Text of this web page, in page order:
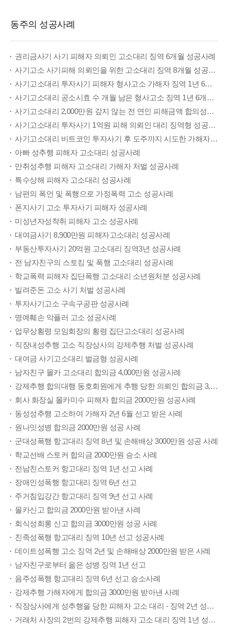
동주의 성공사례
권리금사기 사기 피해자 의뢰인 고소대리 징역 6개월 성공사례
사기고소 사기피해 의뢰인을 위한 고소대리 징역 8개월 성공사례
사기고소대리 투자사기 피해자 형사고소 가해자 징역 1년 6월 성공사례
사기고소대리 공소시효 수 개월 남은 형사고소 징역 1년 6개월 성공사례
사기고소대리 2,000만원 갚지 않는 전 연인 피해금액 합의성공 집행유예
사기고소대리 투자사기 1억원 피해 의뢰인 대리 징역형 성공사례
사기고소대리 비트코인 투자사기 후 도주까지 시도한 가해자 구속기소 징역 1년 6개월 성공사례
아빠 성추행 피해자 고소대리 성공사례
만취성추행 피해자 고소대리 가해자 처벌 성공사례
특수상해 피해자 고소대리 성공사례
남편의 폭언 및 폭행으로 가정폭력 고소 성공사례
폰지사기 고소 투자사기 피해자 성공사례
미성년자성착취 피해자 고소 성공사례
대여금사기 8,900만원 피해자고소대리 성공사례
부동산투자사기 20억원 고소대리 징역3년 성공사례
전 남자친구의 스토킹 및 폭행 고소대리 성공사례
학교폭력 피해자 집단폭행 고소대리 소년원처분 성공사례
빌려준돈 고소 사기 처벌 성공사례
투자사기고소 구속구공판 성공사례
명예훼손 악플러 고소 성공사례
업무상횡령 모임회장의 횡령 집단고소대리 성공사례
직장내성추행 고소 직장상사의 강제추행 처벌 성공사례
대여금 사기고소대리 벌금형 성공사례
남자친구 몰카 고소대리 합의금 4,000만원 성공사례
강제추행 합의대행 동호회원에게 추행 당한 의뢰인 합의금 3,500만원 성공사례
회사 화장실 몰카미수 피해자 합의금 2000만원 성공사례
동성성추행 고소하여 가해자 2년 6월 선고 받은 사례
원나잇성병 합의금 2000만원 성공 사례
군대성폭행 항고대리 징역 8년 및 손해배상 3000만원 성공 사례
학교선배 스토커 합의금 2000만원 승소 사례
전남친스토커 항고대리 징역 1년 선고 사례
장애인성폭행 항고대리 징역 6년 선고
주거침입강간 항고대리 징역 9년 선고 사례
몰카신고 합의금 2000만원 받아낸 사례
회식성희롱 신고 합의금 3000만원 성공 사례
친족성폭행 항고대리 징역 10년 선고 성공사례
데이트성폭행 고소 징역 2년 및 손해배상 2000만원 받은 사례
남자친구로부터 옮은 성병 징역 1년 선고
음주성폭행 항고대리 징역 6년 선고 승소사례
강제추행 가해자에게 합의금 3000만원 받아낸 사례
직장상사에게 성추행을 당한 피해자 고소 대리 - 징역 2년 성공사례
거래처 사장의 2번의 강제추행 피해자 고소 대리 징역 1년 성공사례